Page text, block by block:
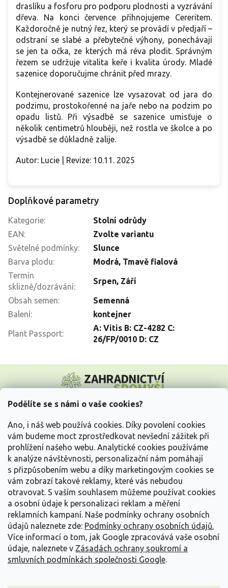
Podělíte se s námi o vaše cookies?
Ano, i náš web používá cookies. Díky povolení cookies
vám budeme moct zprostředkovat nevšední zážitek při
prohlížení našeho webu. Analytické cookies používáme
k analýze návštěvnosti, personalizační nám pomáhají
s přizpůsobením webu a díky marketingovým cookies se
vám zobrazí takové reklamy, které vás nebudou
otravovat. S vaším souhlasem můžeme používat cookies
a osobní údaje k personalizaci reklam a měření
reklamních kampaní. Naše podmínky ochrany osobních
údajů naleznete zde: Podmínky ochrany osobních údajů.
Více informací o tom, jak Google zpracovává vaše osobní
údaje, naleznete v Zásadách ochrany soukromí a
smluvních podmínkách společnosti Google.
draslíku a fosforu pro podporu plodnosti a vyzrávání
dřeva. Na konci července přihnojujeme Cereritem.
Každoročně je nutný řez, který se provádí v předjaří –
odstraní se slabé a přebytečné výhony, ponechávají
se jen ta očka, ze kterých má réva plodit. Správným
řezem se udržuje vitalita keře i kvalita úrody. Mladé
sazenice doporučujme chránit před mrazy.
Kontejnerované sazenice lze vysazovat od jara do
podzimu, prostokořenné na jaře nebo na podzim po
opadu listů. Při výsadbě se sazenice umisťuje o
několik centimetrů hlouběji, než rostla ve školce a po
výsadbě se důkladně zalije.
Autor: Lucie | Revize: 10.11. 2025
Doplňkové parametry
Kategorie:
Stolní odrůdy
EAN:
Zvolte variantu
Světelné podmínky:
Slunce
Barva plodu: Modrá, Tmavě fialová
Termín
sklizně/dozrávání:
Srpen, Září
Obsah semen:
Semenná
Balení: kontejner
Plant Passport:
A: Vitis B: CZ-4282 C:
26/FP/0010 D: CZ
p
Vše o nákupu
Informace pro Vás
Kontakujte nás